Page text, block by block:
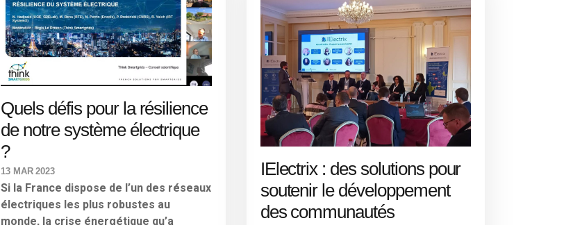
Quels défis pour la résilience
de notre système électrique
?
13 MAR 2023
Si la France dispose de l’un des réseaux
électriques les plus robustes au
monde, la crise énergétique qu’a
IElectrix : des solutions pour
soutenir le développement
des communautés